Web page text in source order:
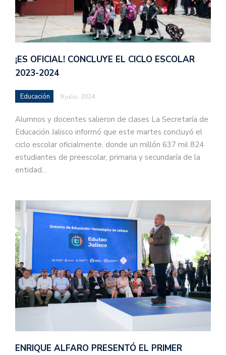
¡ES OFICIAL! CONCLUYE EL CICLO ESCOLAR
2023-2024
Educación 9 julio, 2024
Alumnos y docentes salieron de clases La Secretaría de
Educación Jalisco informó que este martes concluyó el
ciclo escolar oficialmente, donde un millón 637 mil 824
estudiantes de preescolar, primaria y secundaría de la
entidad…
ENRIQUE ALFARO PRESENTÓ EL PRIMER